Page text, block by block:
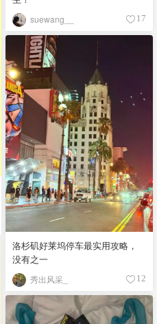
suewang__ 17
洛杉矶好莱坞停车最实用攻略，
没有之一
秀出风采_ 12